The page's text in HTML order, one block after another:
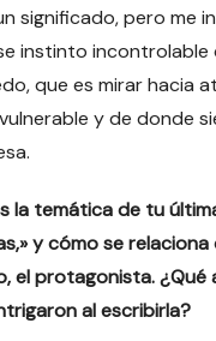
significado, pero me
instinto
que es mirar hacia
y de donde
la temática de tu
y cómo se relaciona
el protagonista. ¿Qué
al escribirla?